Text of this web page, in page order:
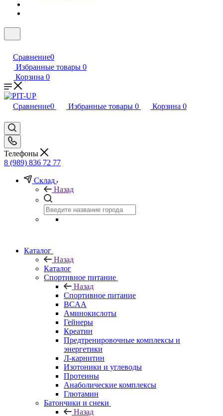
Сравнение0
Избранные товары 0
Корзина 0
Сравнение0 Избранные товары 0 Корзина 0
Телефоны
8 (989) 836 72 77
Склад
Назад
Каталог
Назад
Каталог
Спортивное питание
Назад
Спортивное питание
BCAA
Аминокислоты
Гейнеры
Креатин
Предтренировочные комплексы и
энергетики
Л-карнитин
Изотоники и углеводы
Протеины
Анаболические комплексы
Глютамин
Батончики и снеки
Назад